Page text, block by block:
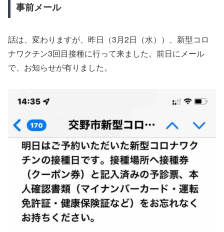
事前メール
話は、変わりますが、昨日（3月2日（水））、新型コロ
ナワクチン3回目接種に行って来ました。前日にメール
で、お知らせが有りました。